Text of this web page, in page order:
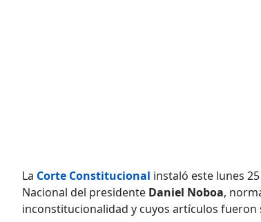
La Corte Constitucional instaló este lunes
Nacional del presidente Daniel Noboa,
inconstitucionalidad y cuyos artículos